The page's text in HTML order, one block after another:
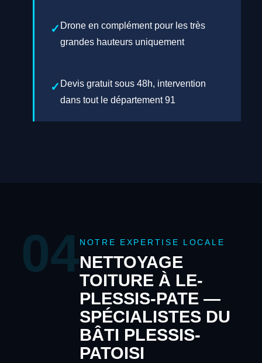
Drone en complément pour les très
grandes hauteurs uniquement
Devis gratuit sous 48h, intervention
dans tout le département 91
04NOTRE EXPERTISE LOCALE
NETTOYAGE
TOITURE À LE-
PLESSIS-PATE —
SPÉCIALISTES DU
BÂTI PLESSIS-
PATOISI